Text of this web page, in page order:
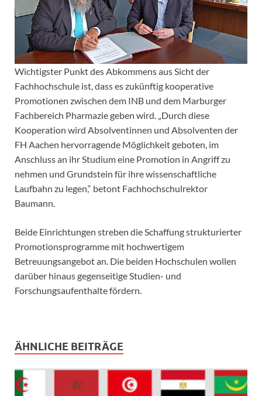
Wichtigster Punkt des Abkommens aus Sicht der
Fachhochschule ist, dass es zukünftig kooperative
Promotionen zwischen dem INB und dem Marburger
Fachbereich Pharmazie geben wird. „Durch diese
Kooperation wird Absolventinnen und Absolventen der
FH Aachen hervorragende Möglichkeit geboten, im
Anschluss an ihr Studium eine Promotion in Angriff zu
nehmen und Grundstein für ihre wissenschaftliche
Laufbahn zu legen,“ betont Fachhochschulrektor
Baumann.
Beide Einrichtungen streben die Schaffung strukturierter
Promotionsprogramme mit hochwertigem
Betreuungsangebot an. Die beiden Hochschulen wollen
darüber hinaus gegenseitige Studien- und
Forschungsaufenthalte fördern.
ÄHNLICHE BEITRÄGE